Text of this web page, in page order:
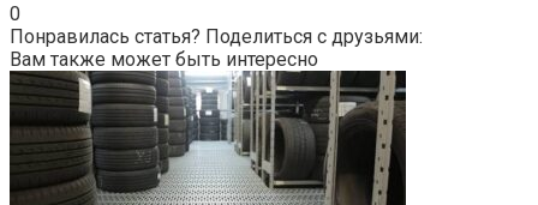
0
Понравилась статья? Поделиться с друзьями:
Вам также может быть интересно